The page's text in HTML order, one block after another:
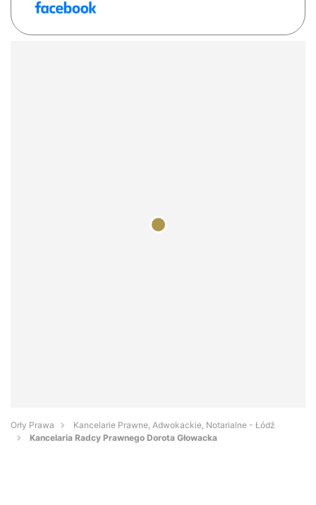
Orły Prawa
Kancelarie Prawne, Adwokackie, Notarialne - Łódź
Kancelaria Radcy Prawnego Dorota Głowacka